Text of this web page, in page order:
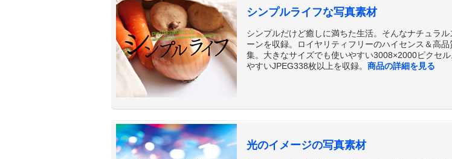
シンプルライフな写真素材
シンプルだけど癒しに満ちた生活。そんなナチュラ
ーンを収録。ロイヤリティフリーのハイセンス＆高
集。大きなサイズでも使いやすい3008×2000ピクセ
やすいJPEG338枚以上を収録。 商品の詳細を見る
光のイメージの写真素材